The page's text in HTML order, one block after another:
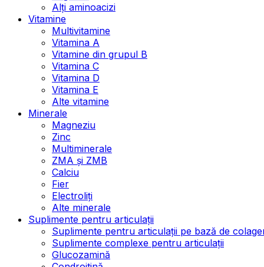
Alți aminoacizi
Vitamine
Multivitamine
Vitamina A
Vitamine din grupul B
Vitamina C
Vitamina D
Vitamina E
Alte vitamine
Minerale
Magneziu
Zinc
Multiminerale
ZMA și ZMB
Calciu
Fier
Electroliți
Alte minerale
Suplimente pentru articulații
Suplimente pentru articulații pe bază de
Suplimente complexe pentru articulații
Glucozamină